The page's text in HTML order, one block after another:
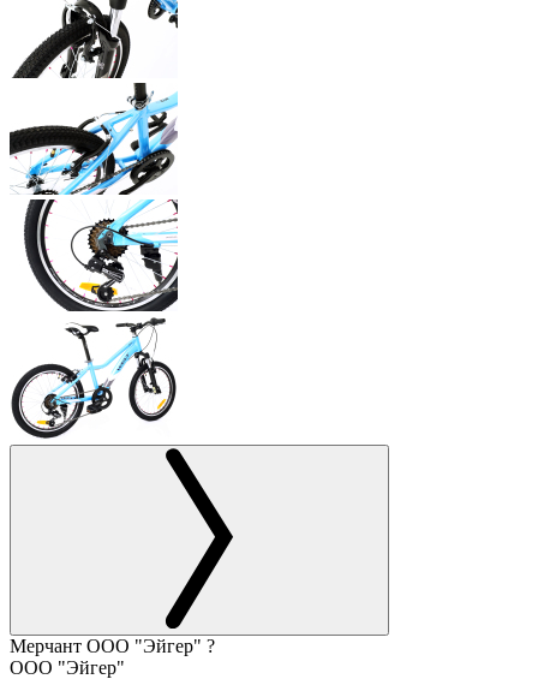
Мерчант ООО "Эйгер" ?
ООО "Эйгер"